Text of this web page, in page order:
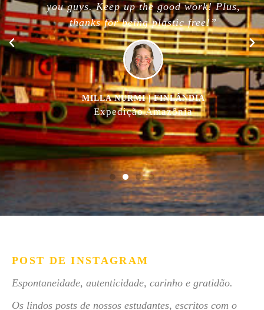
you guys. Keep up the good work! Plus,
thanks for being plastic free!”
MILLA NURMI | FINLÂNDIA
Expedição Amazônia
POST DE INSTAGRAM
Espontaneidade, autenticidade, carinho e gratidão.
Os lindos posts de nossos estudantes, escritos com o